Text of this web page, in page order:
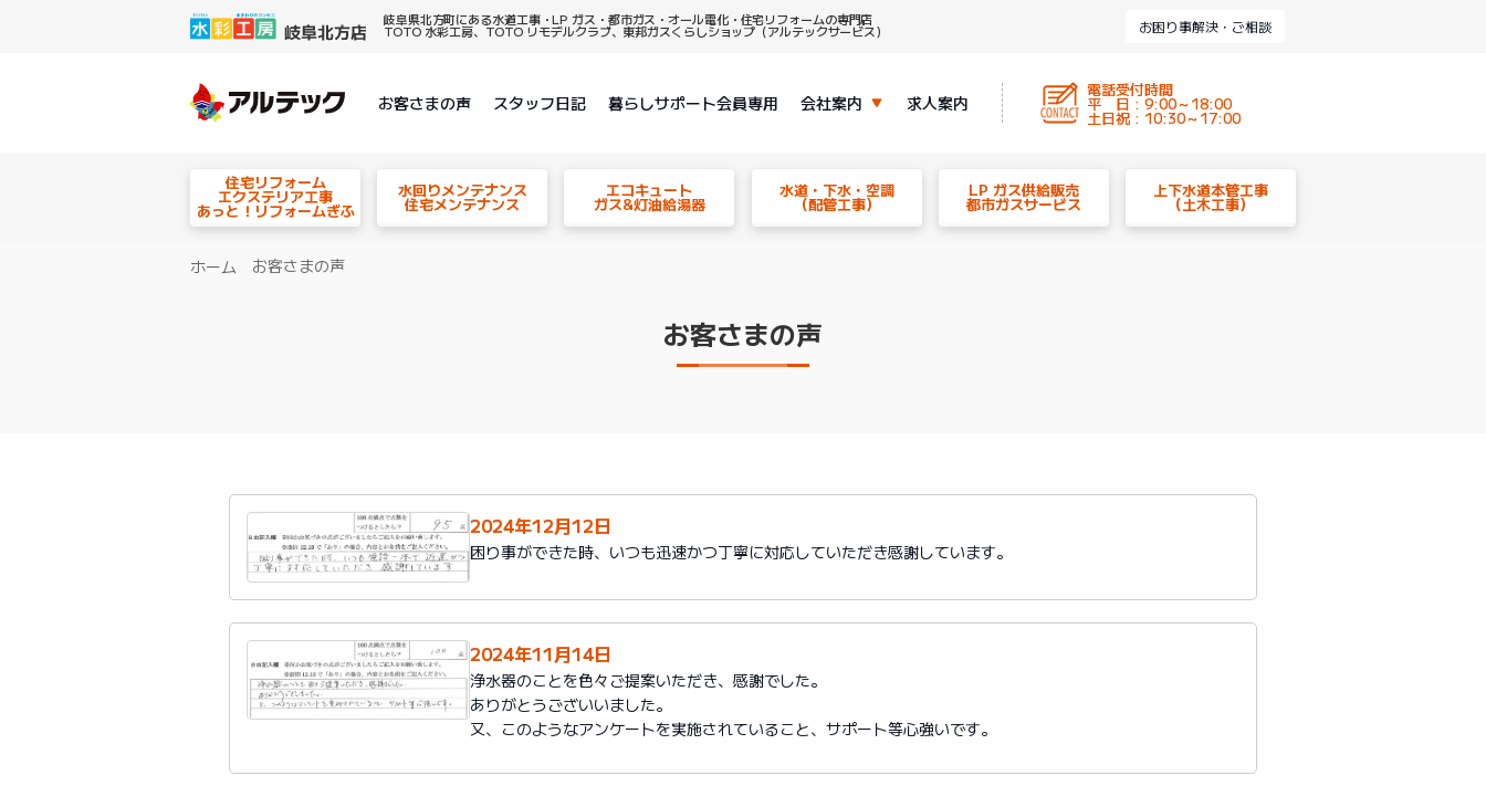
岐阜県北方町にある水道工事・LP ガス・都市ガス・オール電化・住宅リフォームの専門店
TOTO 水彩工房、TOTO リモデルクラブ、東邦ガスくらしショップ（アルテックサービス） お困り事解決・ご相談
お客さまの声 スタッフ日記 暮らしサポート会員専用 会社案内 求人案内
電話受付時間
平 日 : 9:00～18:00
土日祝 : 10:30～17:00
住宅リフォーム
エクステリア工事
あっと！リフォームぎふ
水回りメンテナンス
住宅メンテナンス
エコキュート
ガス&灯油給湯器
水道・下水・空調
（配管工事）
LP ガス供給販売
都市ガスサービス
上下水道本管工事
（土木工事）
ホーム お客さまの声
お客さまの声
2024年12月12日
困り事ができた時、いつも迅速かつ丁寧に対応していただき感謝しています。
2024年11月14日
浄水器のことを色々ご提案いただき、感謝でした。
ありがとうございいました。
又、このようなアンケートを実施されていること、サポート等心強いです。